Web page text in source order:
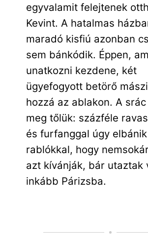
egyvalamit felejtenek
Kevint. A hatalmas
maradó kisfiú azonban
sem bánkódik. Éppen,
unatkozni kezdene, két
ügyefogyott betörő
hozzá az ablakon. A
meg tőlük: százféle
és furfanggal úgy
rablókkal, hogy
azt kívánják, bár utaztak
inkább Párizsba.